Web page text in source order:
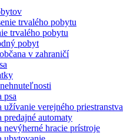
trvalého pobytu
trvalého pobytu
pobyt
v zahraničí
psa
užívanie verejného priestranstva
predajné automaty
nevýherné hracie prístroje